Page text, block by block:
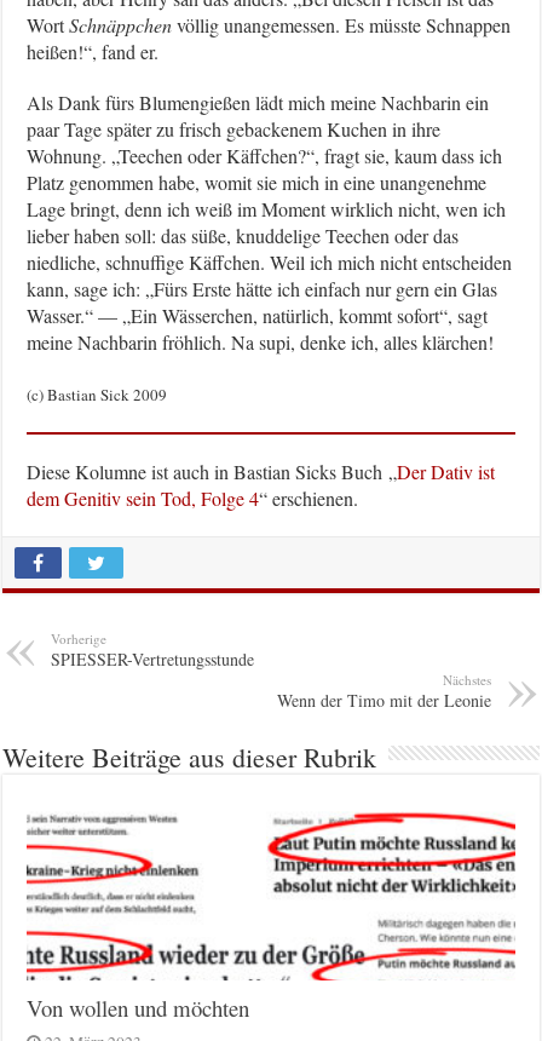
WortSchnäppchenvöllig unangemessen. Es müsste Schnappen
heißen!“, fand er.
Als Dank fürs Blumengießen lädt mich meine Nachbarin ein
paar Tage später zu frisch gebackenem Kuchen in ihre
Wohnung. „Teechen oder Käffchen?“, fragt sie, kaum dass ich
Platz genommen habe, womit sie mich in eine unangenehme
Lage bringt, denn ich weiß im Moment wirklich nicht, wen ich
lieber haben soll: das süße, knuddelige Teechen oder das
niedliche, schnuffige Käffchen. Weil ich mich nicht entscheiden
kann, sage ich: „Fürs Erste hätte ich einfach nur gern ein Glas
Wasser.“ — „Ein Wässerchen, natürlich, kommt sofort“, sagt
meine Nachbarin fröhlich. Na supi, denke ich, alles klärchen!
(c) Bastian Sick 2009
Diese Kolumne ist auch in Bastian Sicks Buch „Der Dativ ist
dem Genitiv sein Tod, Folge 4“ erschienen.
Vorherige
SPIESSER-Vertretungsstunde
Nächstes
Wenn der Timo mit der Leonie
Weitere Beiträge aus dieser Rubrik
Von wollen und möchten